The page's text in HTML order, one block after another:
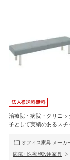
治療院・病院・クリニ
子として実績のあるスチ
オフィス家具 メーカ
病院・医療施設用家具